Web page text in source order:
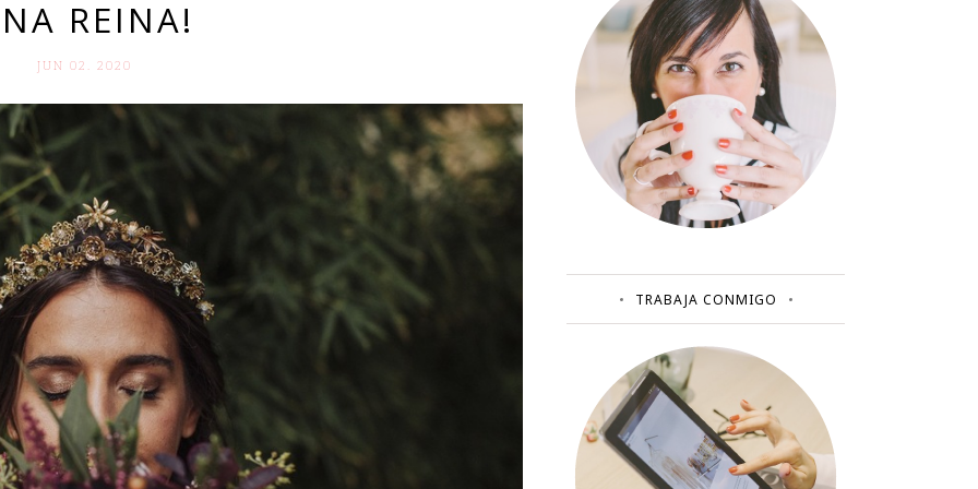
REINA!
JUN 02. 2020
TRABAJA CONMIGO